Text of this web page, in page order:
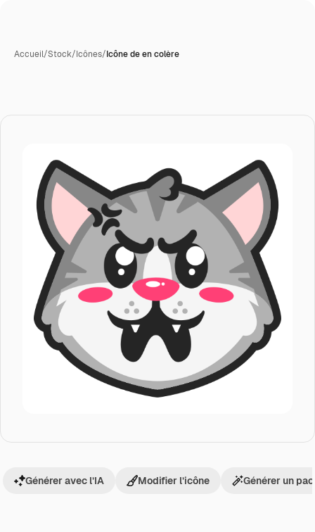
Accueil/Stock/Icônes/Icône de en colère
Générer avec l’IA Modifier l’icône Générer un